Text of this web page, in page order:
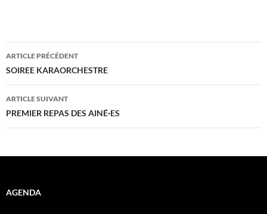
Navigation
des
articles
ARTICLE PRÉCÉDENT
SOIREE KARAORCHESTRE
ARTICLE SUIVANT
PREMIER REPAS DES AINÉ·ES
AGENDA